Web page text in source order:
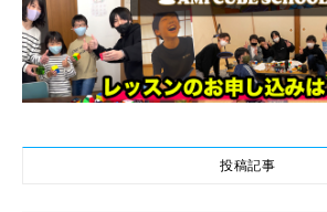
投稿記事